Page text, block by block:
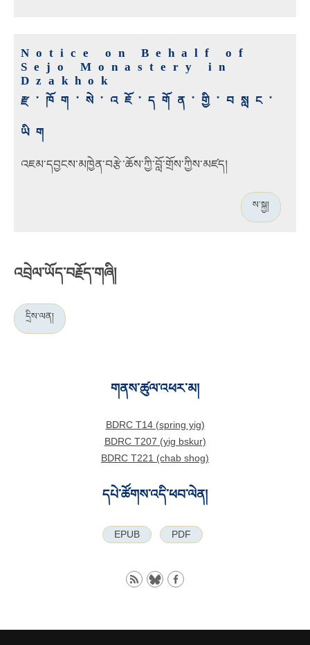
Notice on Behalf of
Sejo Monastery in
Dzakhok
རྫ་ཁོག་སེ་འཇོ་དགོན་གྱི་བསླང་
ཡིག
འཇམ་དབྱངས་མཁྱེན་བརྩེ་ཆོས་ཀྱི་བློ་གྲོས་ཀྱིས་མཛད།
ས་སྐྱ།
འབྲེལ་ཡོད་བརྗོད་གཞི།
དྲིས་ལན།
གནས་ཚུལ་འཕར་མ།
BDRC T14 (spring yig)
BDRC T207 (yig bskur)
BDRC T221 (chab shog)
དཔེ་ཚོགས་འདི་ཕབ་ལེན།
EPUB PDF